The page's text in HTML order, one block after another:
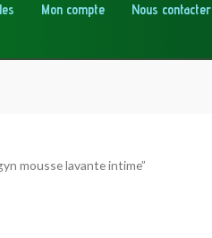
Mon compte Nous contacter
mousse lavante intime”